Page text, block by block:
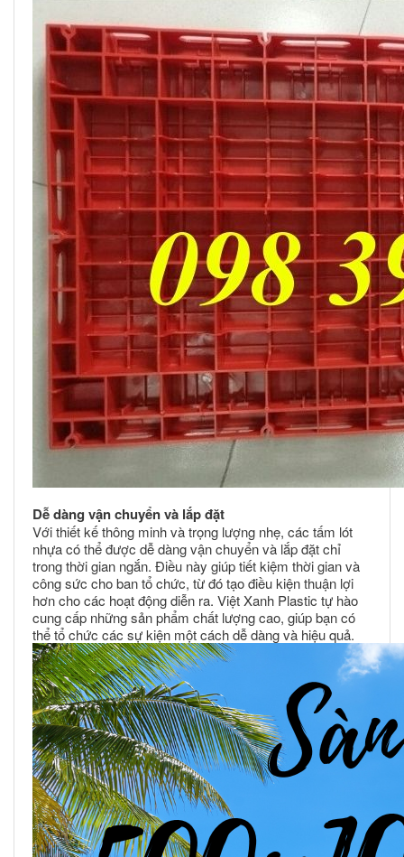
Dễ dàng vận chuyển và lắp đặt
Với thiết kế thông minh và trọng lượng nhẹ, các tấm lót
nhựa có thể được dễ dàng vận chuyển và lắp đặt chỉ
trong thời gian ngắn. Điều này giúp tiết kiệm thời gian và
công sức cho ban tổ chức, từ đó tạo điều kiện thuận lợi
hơn cho các hoạt động diễn ra. Việt Xanh Plastic tự hào
cung cấp những sản phẩm chất lượng cao, giúp bạn có
thể tổ chức các sự kiện một cách dễ dàng và hiệu quả.